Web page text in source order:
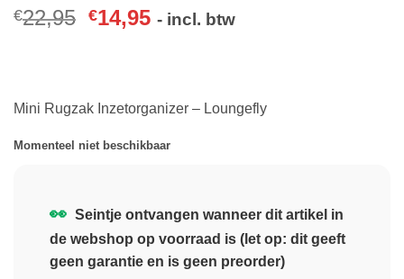
€22,95 €14,95 - incl. btw
Mini Rugzak Inzetorganizer – Loungefly
Momenteel niet beschikbaar
👀 Seintje ontvangen wanneer dit artikel in
de webshop op voorraad is (let op: dit geeft
geen garantie en is geen preorder)